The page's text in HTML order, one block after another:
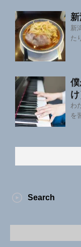
新
た
け
わ
を
Search